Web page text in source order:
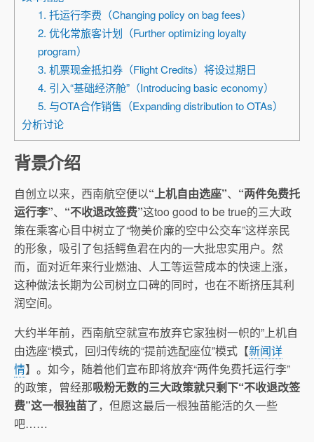
1. 托运行李费（Changing policy on bag fees）
2. 优化常旅客计划（Further optimizing loyalty
program）
3. 机票现金抵扣券（Flight Credits）将设过期日
4. 引入“基础经济舱”（Introducing basic economy）
5. 与OTA合作销售（Expanding distribution to OTAs）
分析讨论
背景介绍
自创立以来，西南航空便以“上机自由选座”、 “两件免费托
运行李”、 “不收退改签费”这too good to be true的三大政
策在乘客心目中树立了“物美价廉的空中公交车”这样亲民
的形象，吸引了包括鳄鱼君在内的一大批忠实用户。然
而，面对近年来行业燃油、人工等运营成本的快速上涨，
这种做法长期为公司树立口碑的同时，也在不断挤压其利
润空间。
大约半年前，西南航空就宣布放弃它家独树一帜的”上机自
由选座“模式，回归传统的“提前选配座位”模式【新闻详
情】。如今，随着他们宣布即将放弃“两件免费托运行李”
的政策，曾经那吸粉无数的三大政策就只剩下“不收退改签
费”这一根独苗了，但愿这最后一根独苗能活的久一些
吧……